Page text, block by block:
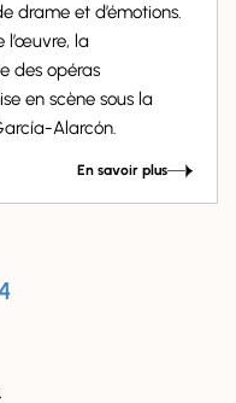
drame et d’émotions.
l’œuvre, la
des opéras
en scène sous la
Alarcón.
En savoir plus